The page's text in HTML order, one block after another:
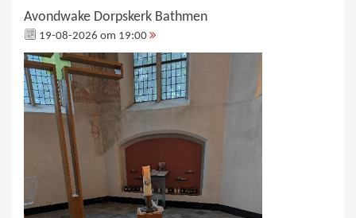
Avondwake Dorpskerk Bathmen
19-08-2026 om 19:00